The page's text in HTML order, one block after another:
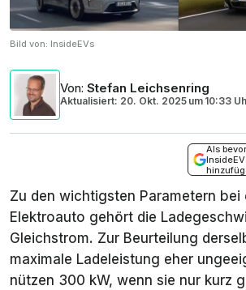
Bild von: InsideEVs
Von: Stefan Leichsenring
Aktualisiert: 20. Okt. 2025 um 10:33
Als
Zu den wichtigsten Parametern bei
Elektroauto gehört die
Gleichstrom. Zur Beurteilung
maximale Ladeleistung eher
nützen 300 kW, wenn sie nur kurz